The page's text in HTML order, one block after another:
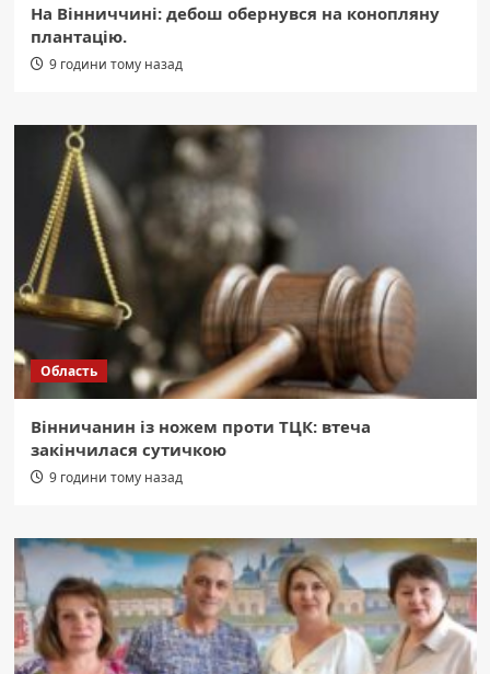
На Вінниччині: дебош обернувся на конопляну
плантацію.
9 години тому назад
Область
Вінничанин із ножем проти ТЦК: втеча
закінчилася сутичкою
9 години тому назад